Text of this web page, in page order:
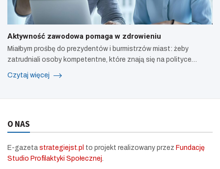
Aktywność zawodowa pomaga w zdrowieniu
Miałbym prośbę do prezydentów i burmistrzów miast: żeby
zatrudniali osoby kompetentne, które znają się na polityce…
Czytaj więcej
O NAS
E-gazeta strategiejst.pl to projekt realizowany przez Fundację
Studio Profilaktyki Społecznej